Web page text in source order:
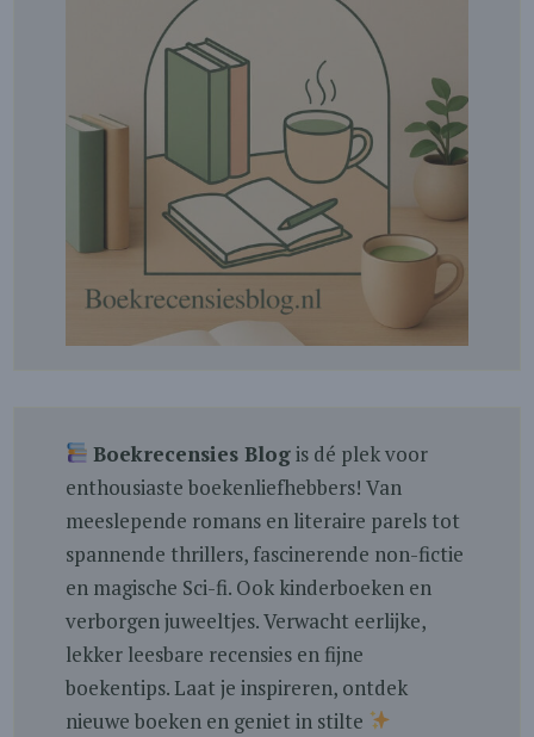
Boekrecensies Blogis dé plek voor
enthousiaste boekenliefhebbers! Van
meeslepende romans en literaire parels tot
spannende thrillers, fascinerende non-fictie
en magische Sci-fi. Ook kinderboeken en
verborgen juweeltjes. Verwacht eerlijke,
lekker leesbare recensies en fijne
boekentips. Laat je inspireren, ontdek
nieuwe boeken en geniet in stilte